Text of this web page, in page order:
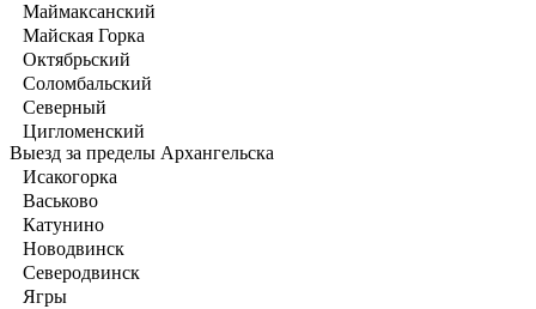
Маймаксанский
Майская Горка
Октябрьский
Соломбальский
Северный
Цигломенский
Выезд за пределы Архангельска
Исакогорка
Васьково
Катунино
Новодвинск
Северодвинск
Ягры